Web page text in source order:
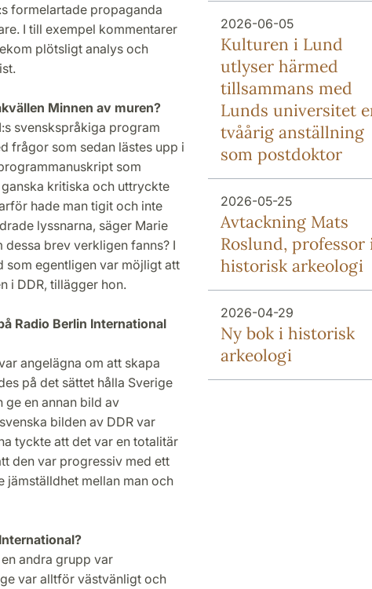
formelartade propaganda
I till exempel kommentarer
plötsligt analys och
Minnen av muren?
svenskspråkiga program
frågor som sedan lästes upp i
som
kritiska och uttryckte
hade man tigit och inte
lyssnarna, säger Marie
brev verkligen fanns? I
som egentligen var möjligt att
i DDR, tillägger hon.
Radio Berlin International
angelägna om att skapa
på det sättet hålla Sverige
ge en annan bild av
bilden av DDR var
tyckte att det var en totalitär
den var progressiv med ett
mellan man och
andra grupp var
var alltför västvänligt och
2026-06-05
Kulturen i Lund
utlyser härmed
tillsammans med
Lunds universitet
tvåårig anställning
som postdoktor
2026-05-25
Avtackning Mats
Roslund, professor
historisk arkeologi
2026-04-29
Ny bok i historisk
arkeologi